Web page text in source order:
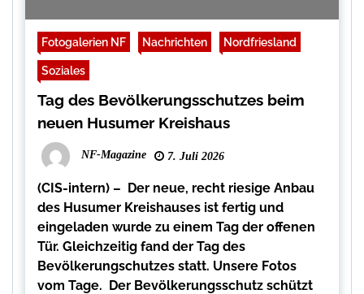
Fotogalerien NF Nachrichten Nordfriesland
Soziales
Tag des Bevölkerungsschutzes beim
neuen Husumer Kreishaus
NF-Magazine 7. Juli 2026
(CIS-intern) – Der neue, recht riesige Anbau
des Husumer Kreishauses ist fertig und
eingeladen wurde zu einem Tag der offenen
Tür. Gleichzeitig fand der Tag des
Bevölkerungschutzes statt. Unsere Fotos
vom Tage. Der Bevölkerungsschutz schützt